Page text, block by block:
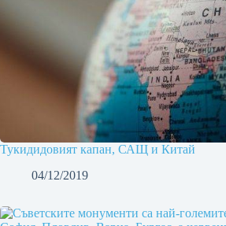
Тукидидовият капан, САЩ и Китай
04/12/2019